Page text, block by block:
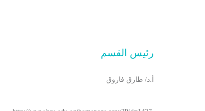
رئيس القسم
أ.د/ طارق فاروق